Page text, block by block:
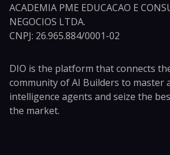
ACADEMIA PME EDUCACAO E
NEGOCIOS LTDA.
CNPJ: 26.965.884/0001-02
DIO is the platform that connects
community of AI Builders to master
intelligence agents and seize the
the market.